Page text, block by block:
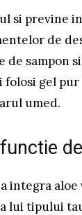
si previne
de
sampon si
gel
umed.
aloe
lui tipului